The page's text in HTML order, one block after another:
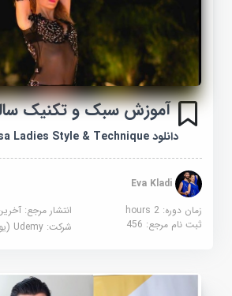
آموزش سبک و تکنیک
دانلود Salsa Ladies Style & Technique
Eva Kladi
زمان دوره: 2 hours
انتشار مرجع:آخرین
ثبت نام مرجع:456 شرکت:Udemy (یودمی)